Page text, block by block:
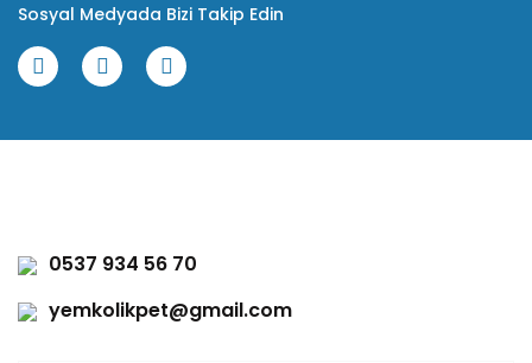
Sosyal Medyada Bizi Takip Edin
0537 934 56 70
yemkolikpet@gmail.com